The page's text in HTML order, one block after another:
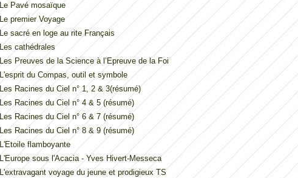
Le Pavé mosaïque
Le premier Voyage
Le sacré en loge au rite Français
Les cathédrales
Les Preuves de la Science à l’Epreuve de la Foi
L'esprit du Compas, outil et symbole
Les Racines du Ciel n° 1, 2 & 3(résumé)
Les Racines du Ciel n° 4 & 5 (résumé)
Les Racines du Ciel n° 6 & 7 (résumé)
Les Racines du Ciel n° 8 & 9 (résumé)
L'Etoile flamboyante
L'Europe sous l'Acacia - Yves Hivert-Messeca
L'extravagant voyage du jeune et prodigieux TS